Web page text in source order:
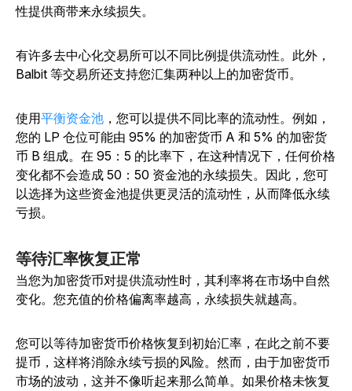
性提供商带来永续损失。
有许多去中心化交易所可以不同比例提供流动性。此外，
Balbit 等交易所还支持您汇集两种以上的加密货币。
使用平衡资金池 ，您可以提供不同比率的流动性。例如，
您的 LP 仓位可能由 95% 的加密货币 A 和 5% 的加密货
币 B 组成。在 95：5 的比率下，在这种情况下，任何价格
变化都不会造成 50：50 资金池的永续损失。因此，您可
以选择为这些资金池提供更灵活的流动性，从而降低永续
亏损。
等待汇率恢复正常
当您为加密货币对提供流动性时，其利率将在市场中自然
变化。您充值的价格偏离率越高，永续损失就越高。
您可以等待加密货币价格恢复到初始汇率，在此之前不要
提币，这样将消除永续亏损的风险。然而，由于加密货币
市场的波动，这并不像听起来那么简单。如果价格未恢复